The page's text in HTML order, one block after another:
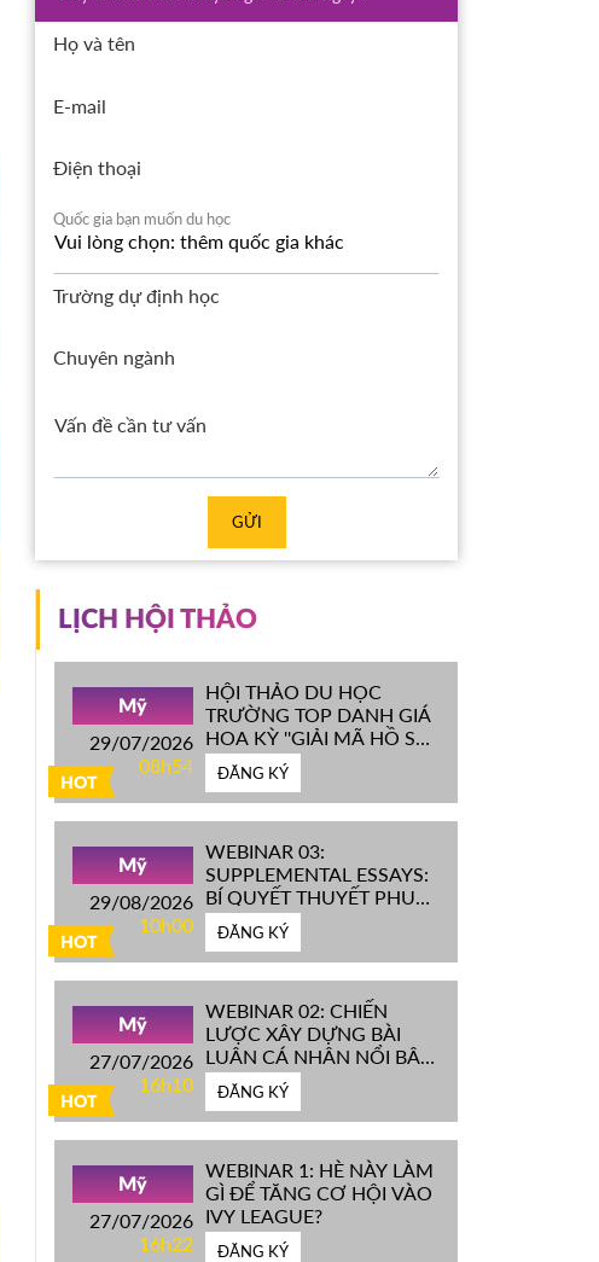
Họ và tên
E-mail
Điện thoại
Quốc gia bạn muốn du học
Trường dự định học
Chuyên ngành
GỬI
LỊCH HỘI THẢO
HOT
Mỹ
29/07/2026
08h54
HỘI THẢO DU HỌC
TRƯỜNG TOP DANH GIÁ
HOA KỲ ''GIẢI MÃ HỒ SƠ
IVY LEAGUE''
ĐĂNG KÝ
HOT
Mỹ
29/08/2026
10h00
WEBINAR 03:
SUPPLEMENTAL ESSAYS:
BÍ QUYẾT THUYẾT PHỤC
HỘI ĐỒNG TUYỂN SINH
ĐH TOP ĐẦU MỸ
ĐĂNG KÝ
HOT
Mỹ
27/07/2026
16h10
WEBINAR 02: CHIẾN
LƯỢC XÂY DỰNG BÀI
LUẬN CÁ NHÂN NỔI BẬT
CHINH PHỤC ĐH TOP
ĐẦU MỸ
ĐĂNG KÝ
Mỹ
27/07/2026
16h22
WEBINAR 1: HÈ NÀY LÀM
GÌ ĐỂ TĂNG CƠ HỘI VÀO
IVY LEAGUE?
ĐĂNG KÝ